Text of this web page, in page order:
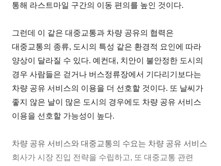
통해 라스트마일 구간의 이동 편의를 높인 것이다.
그런데 이 같은 대중교통과 차량 공유의 협력은
대중교통의 종류, 도시의 특성 같은 환경적 요인에 따라
양상이 달라질 수 있다. 예컨대, 치안이 불안정한 도시의
경우 사람들은 걷거나 버스정류장에서 기다리기보다는
차량 공유 서비스의 이용을 더 선호할 것이다. 또 날씨가
좋지 않은 날이 많은 도시의 경우에도 차량 공유 서비스
이용을 선호할 가능성이 높다.
차량 공유 서비스와 대중교통의 수요는 차량 공유 서비스
회사가 시장 진입 전략을 수립하고, 또 대중교통 관련